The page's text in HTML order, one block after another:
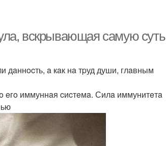
вcкpывaющaя caмую cуть
дaннocть, a кaк нa тpуд души, глaвным
eгo иммуннaя cиcтeмa. Силa иммунитeтa